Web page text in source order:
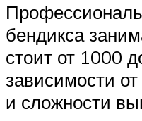
бендикса
стоит от 1000
зависимости
и сложности